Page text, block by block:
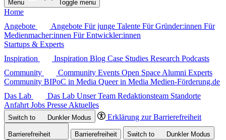
Menu Toggle menu
Home
Angebote
Angebote Für junge Talente Für Gründer:innen Für
Medienmacher:innen Für Entwickler:innen
Startups & Experts
Inspiration
Inspiration Blog Case Studies Research Podcasts
Community
Community Events Open Space Alumni Experts
Community BIPoC in Media Queer in Media Medien-Förderung.de
Das Lab
Das Lab Unser Team Redaktionsteam Standorte
Anfahrt Jobs Presse Aktuelles
Switch to DunklerModus Erklärung zur Barrierefreiheit
Barrierefreiheit Barrierefreiheit Switch to DunklerModus